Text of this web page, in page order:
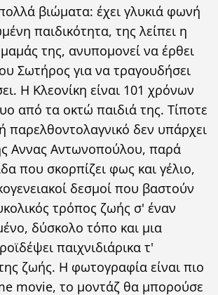
βιώματα: έχει γλυκιά φωνή
παιδικότητα, της λείπει η
της, ανυπομονεί να έρθει
Σωτήρος για να τραγουδήσει
Η Κλεονίκη είναι 101 χρόνων
από τα οκτώ παιδιά της. Τίποτε
παρελθοντολαγνικό δεν υπάρχει
Αννας Αντωνοπούλου, παρά
που σκορπίζει φως και γέλιο,
δεσμοί που βαστούν
τρόπος ζωής σ' έναν
δύσκολο τόπο και μια
παιχνιδιάρικα τ'
ζωής. Η φωτογραφία είναι πιο
movie, το μοντάζ θα μπορούσε